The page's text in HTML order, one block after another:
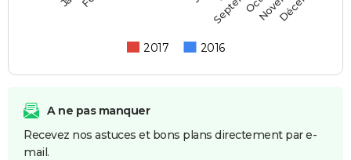
2017 2016
A ne pas manquer
Recevez nos astuces et bons plans directement par e-
mail.